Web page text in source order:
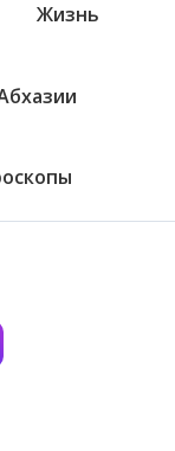
Жизнь